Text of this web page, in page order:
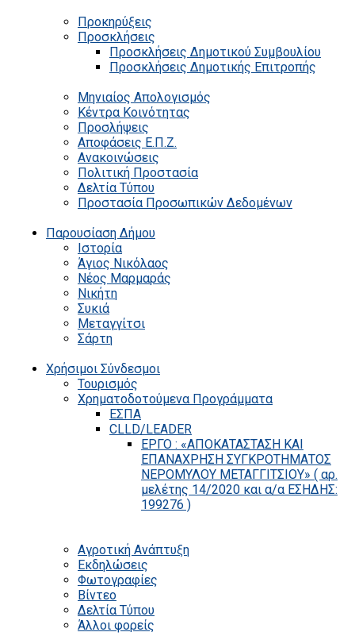
Προκηρύξεις
Προσκλήσεις
Προσκλήσεις Δημοτικού Συμβουλίου
Προσκλήσεις Δημοτικής Επιτροπής
Μηνιαίος Απολογισμός
Κέντρα Κοινότητας
Προσλήψεις
Αποφάσεις Ε.Π.Ζ.
Ανακοινώσεις
Πολιτική Προστασία
Δελτία Τύπου
Προστασία Προσωπικών Δεδομένων
Παρουσίαση Δήμου
Ιστορία
Άγιος Νικόλαος
Νέος Μαρμαράς
Νικήτη
Συκιά
Μεταγγίτσι
Σάρτη
Χρήσιμοι Σύνδεσμοι
Τουρισμός
Χρηματοδοτούμενα Προγράμματα
ΕΣΠΑ
CLLD/LEADER
ΕΡΓΟ : «ΑΠΟΚΑΤΑΣΤΑΣΗ ΚΑΙ
ΕΠΑΝΑΧΡΗΣΗ ΣΥΓΚΡΟΤΗΜΑΤΟΣ
ΝΕΡΟΜΥΛΟΥ ΜΕΤΑΓΓΙΤΣΙΟΥ» ( αρ.
μελέτης 14/2020 και α/α ΕΣΗΔΗΣ:
199276 )
Αγροτική Ανάπτυξη
Εκδηλώσεις
Φωτογραφίες
Βίντεο
Δελτία Τύπου
Άλλοι φορείς